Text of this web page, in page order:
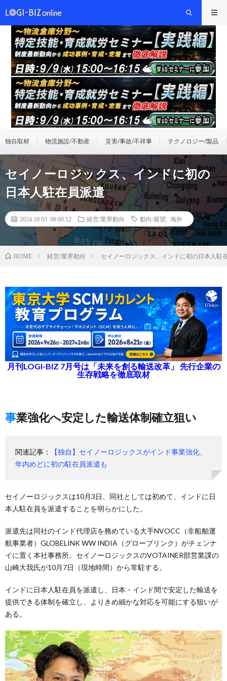
独自取材 物流施設/不動産 災害/事故/不祥事 テクノロジー/製品
セイノーロジックス、インドに初の
日本人駐在員派遣
2024.10.03 08:00:12 経営/業界動向 動向/展望 海外
HOME 経営/業界動向 セイノーロジックス、インドに初の日本人駐
月刊LOGI-BIZ 7月号は「未来を創る輸送改革」 先行企業の
生存戦略を徹底取材
事業強化へ安定した輸送体制確立狙い
関連記事：
【独自】セイノーロジックスがインド事業強化、
年内めどに初の駐在員派遣も
セイノーロジックスは10月3日、同社としては初めて、インドに日
本人駐在員を派遣することを明らかにした。
派遣先は同社のインド代理店を務めている大手NVOCC（非船舶運
航事業者）GLOBELINK WW INDIA（グローブリンク）がチェンナ
イに置く本社事務所。セイノーロジックスのVOTAINER部営業課の
山崎大我氏が10月7日（現地時間）から常駐する。
インドに日本人駐在員を派遣し、日本・インド間で安定した輸送を
提供できる体制を確立し、よりきめ細かな対応を可能にする狙いが
ある。